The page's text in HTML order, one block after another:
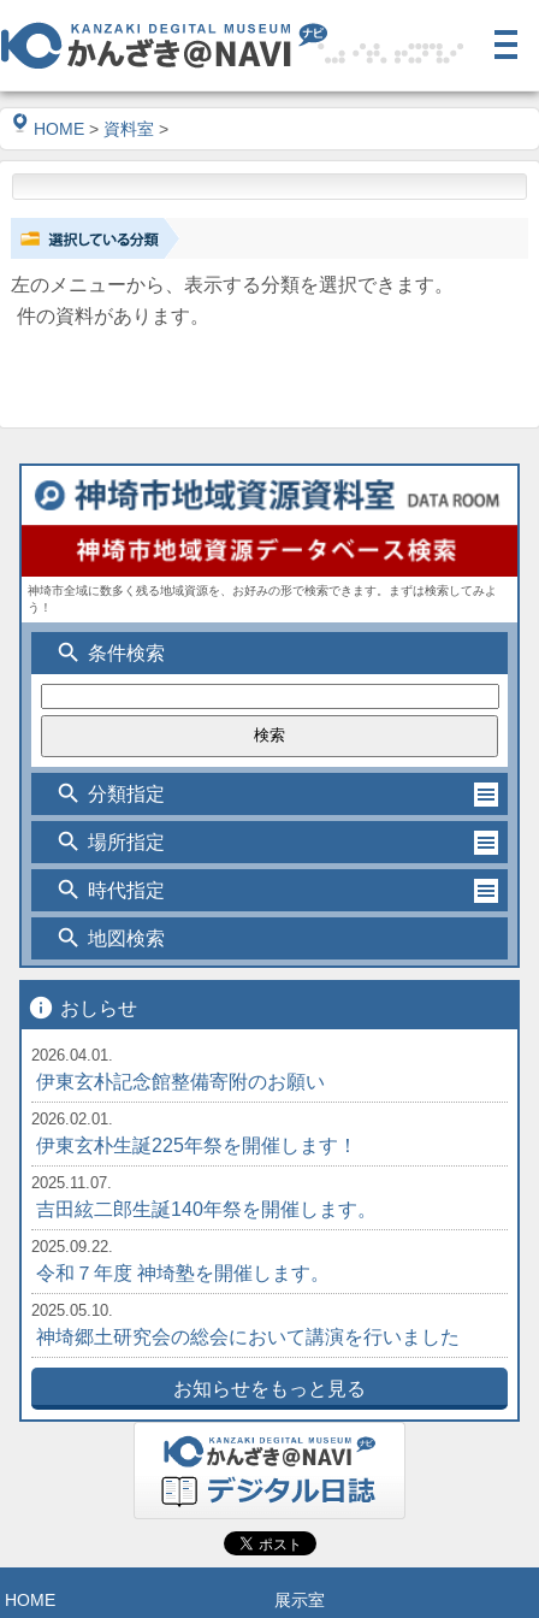
HOME > 資料室 >
左のメニューから、表示する分類を選択できます。
件の資料があります。
神埼市全域に数多く残る地域資源を、お好みの形で検索できます。まずは検索してみよ
う！
search 条件検索
search 分類指定
search 場所指定
search 時代指定
search 地図検索
info おしらせ
2026.04.01.
伊東玄朴記念館整備寄附のお願い
2026.02.01.
伊東玄朴生誕225年祭を開催します！
2025.11.07.
吉田絃二郎生誕140年祭を開催します。
2025.09.22.
令和７年度 神埼塾を開催します。
2025.05.10.
神埼郷土研究会の総会において講演を行いました
お知らせをもっと見る
HOME 展示室